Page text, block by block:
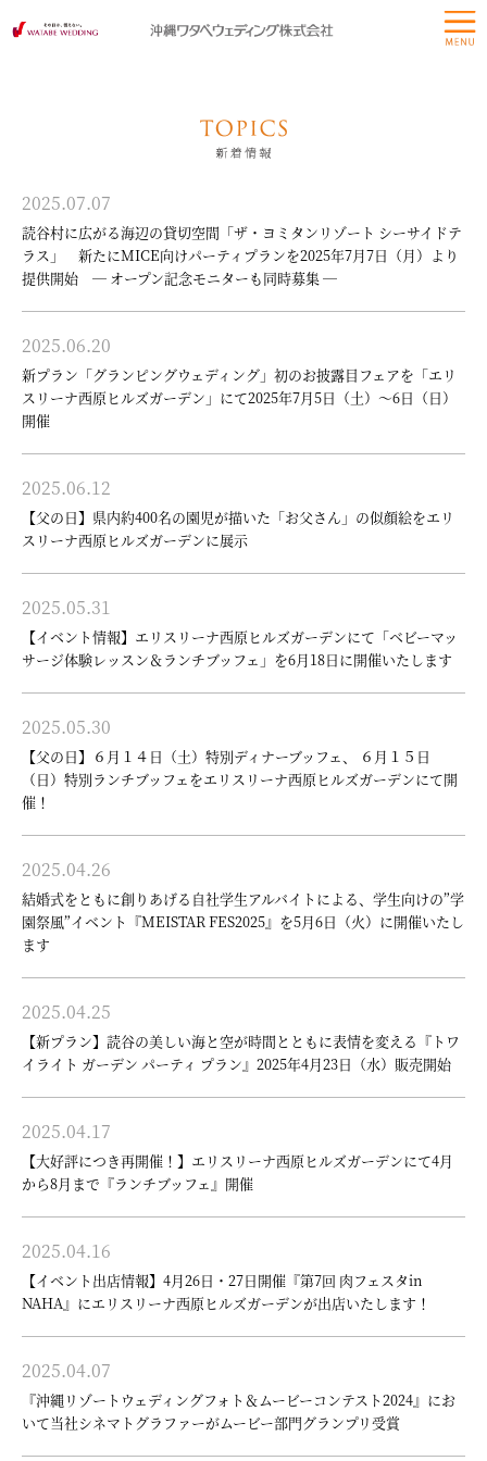
2025.07.07
読谷村に広がる海辺の貸切空間「ザ・ヨミタンリゾート シーサイドテ
ラス」 新たにMICE向けパーティプランを2025年7月7日（月）より
提供開始 ― オープン記念モニターも同時募集 ―
2025.06.20
新プラン「グランピングウェディング」初のお披露目フェアを「エリ
スリーナ西原ヒルズガーデン」にて2025年7月5日（土）～6日（日）
開催
2025.06.12
【父の日】県内約400名の園児が描いた「お父さん」の似顔絵をエリ
スリーナ西原ヒルズガーデンに展示
2025.05.31
【イベント情報】エリスリーナ西原ヒルズガーデンにて「ベビーマッ
サージ体験レッスン＆ランチブッフェ」を6月18日に開催いたします
2025.05.30
【父の日】６月１４日（土）特別ディナーブッフェ、 ６月１５日
（日）特別ランチブッフェをエリスリーナ西原ヒルズガーデンにて開
催！
2025.04.26
結婚式をともに創りあげる自社学生アルバイトによる、学生向けの”学
園祭風”イベント『MEISTAR FES2025』を5月6日（火）に開催いたし
ます
2025.04.25
【新プラン】読谷の美しい海と空が時間とともに表情を変える『トワ
イライト ガーデン パーティ プラン』2025年4月23日（水）販売開始
2025.04.17
【大好評につき再開催！】エリスリーナ西原ヒルズガーデンにて4月
から8月まで『ランチブッフェ』開催
2025.04.16
【イベント出店情報】4月26日・27日開催『第7回 肉フェスタin
NAHA』にエリスリーナ西原ヒルズガーデンが出店いたします！
2025.04.07
『沖縄リゾートウェディングフォト＆ムービーコンテスト2024』にお
いて当社シネマトグラファーがムービー部門グランプリ受賞